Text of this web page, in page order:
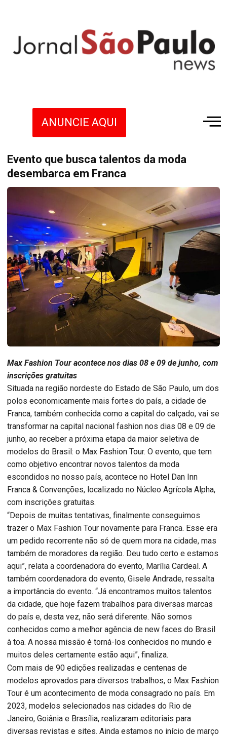
ANUNCIE AQUI
Evento que busca talentos da moda
desembarca em Franca
Max Fashion Tour acontece nos dias 08 e 09 de junho, com
inscrições gratuitas
Situada na região nordeste do Estado de São Paulo, um dos
polos economicamente mais fortes do país, a cidade de
Franca, também conhecida como a capital do calçado, vai se
transformar na capital nacional fashion nos dias 08 e 09 de
junho, ao receber a próxima etapa da maior seletiva de
modelos do Brasil: o Max Fashion Tour. O evento, que tem
como objetivo encontrar novos talentos da moda
escondidos no nosso país, acontece no Hotel Dan Inn
Franca & Convenções, localizado no Núcleo Agrícola Alpha,
com inscrições gratuitas.
“Depois de muitas tentativas, finalmente conseguimos
trazer o Max Fashion Tour novamente para Franca. Esse era
um pedido recorrente não só de quem mora na cidade, mas
também de moradores da região. Deu tudo certo e estamos
aqui”, relata a coordenadora do evento, Marília Cardeal. A
também coordenadora do evento, Gisele Andrade, ressalta
a importância do evento. “Já encontramos muitos talentos
da cidade, que hoje fazem trabalhos para diversas marcas
do país e, desta vez, não será diferente. Não somos
conhecidos como a melhor agência de new faces do Brasil
à toa. A nossa missão é torná-los conhecidos no mundo e
muitos deles certamente estão aqui”, finaliza.
Com mais de 90 edições realizadas e centenas de
modelos aprovados para diversos trabalhos, o Max Fashion
Tour é um acontecimento de moda consagrado no país. Em
2023, modelos selecionados nas cidades do Rio de
Janeiro, Goiânia e Brasília, realizaram editoriais para
diversas revistas e sites. Ainda estamos no início de março